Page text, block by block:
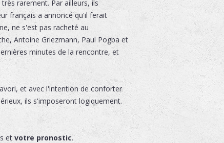
rarement. Par ailleurs, ils
français a annoncé qu'il ferait
ne s'est pas racheté au
Antoine Griezmann, Paul Pogba et
minutes de la rencontre, et
et avec l'intention de conforter
ils s'imposeront logiquement.
et votre pronostic.